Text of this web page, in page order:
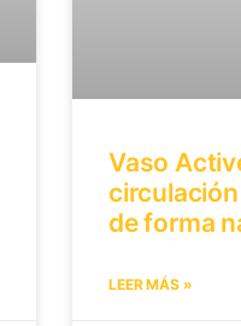
Vaso
de forma
LEER MÁS »